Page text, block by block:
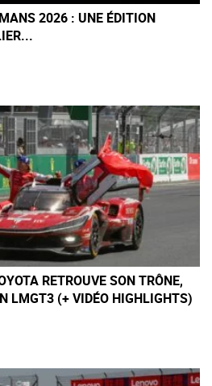
2026 : UNE ÉDITION
RETROUVE SON TRÔNE,
LMGT3 (+ VIDÉO HIGHLIGHTS)